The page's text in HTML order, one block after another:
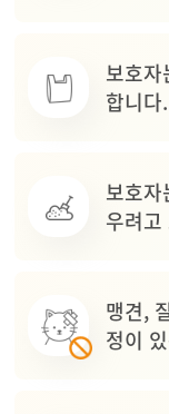
보호
합니다.
보호
우려
맹견,
정이